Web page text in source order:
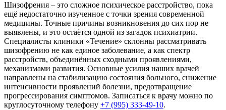
Шизофрения – это сложное психическое расстройство, пока
ещё недостаточно изученное с точки зрения современной
медицины. Точные причины возникновения до сих пор не
выявлены, и это остаётся одной из загадок психиатрии.
Специалисты клиники «Течение» склонны рассматривать
шизофрению не как единое заболевание, а как спектр
расстройств, объединённых сходными проявлениями,
механизмами развития. Основные усилия наших врачей
направлены на стабилизацию состояния больного, снижение
интенсивности проявлений болезни, предотвращение
прогрессирования симптомов. Записаться к врачу можно по
круглосуточному телефону +7 (995) 333-49-10.